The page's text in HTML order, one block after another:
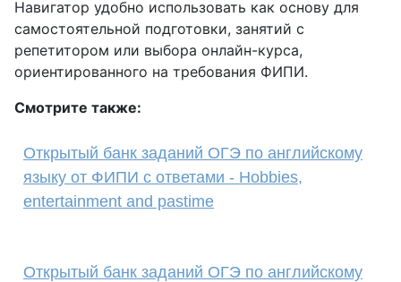
Навигатор удобно использовать как основу для
самостоятельной подготовки, занятий с
репетитором или выбора онлайн-курса,
ориентированного на требования ФИПИ.
Смотрите также:
Открытый банк заданий ОГЭ по английскому
языку от ФИПИ с ответами - Hobbies,
entertainment and pastime
Открытый банк заданий ОГЭ по английскому